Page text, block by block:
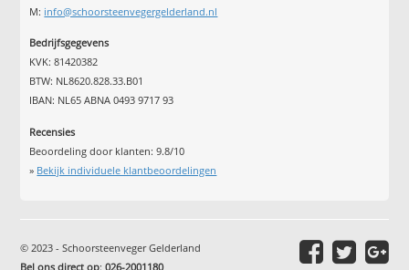
M: info@schoorsteenvegergelderland.nl
Bedrijfsgegevens
KVK: 81420382
BTW: NL8620.828.33.B01
IBAN: NL65 ABNA 0493 9717 93
Recensies
Beoordeling door klanten:9.8/10
» Bekijk individuele klantbeoordelingen
© 2023 - Schoorsteenveger Gelderland
Bel ons direct op:026-2001180